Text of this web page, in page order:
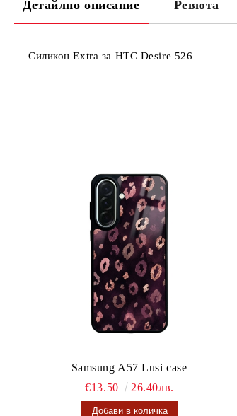
Детайлно описание Ревюта
Силикон Extra за HTC Desire 526
Samsung A57 Lusi case
€13.50
26.40лв.